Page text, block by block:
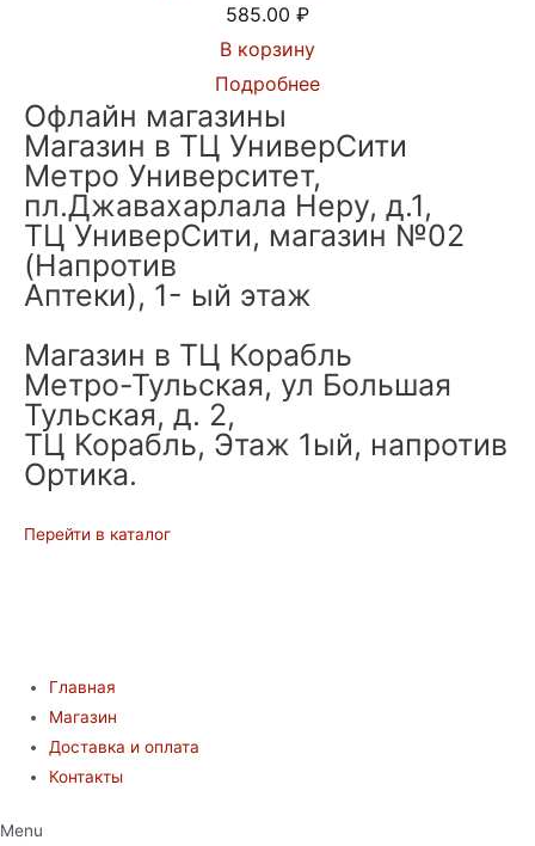
585.00 ₽
В корзину
Подробнее
Офлайн магазины
Магазин в ТЦ УниверСити
Метро Университет,
пл.Джавахарлала Неру, д.1,
ТЦ УниверСити, магазин №02
(Напротив
Аптеки), 1- ый этаж
Магазин в ТЦ Корабль
Метро-Тульская, ул Большая
Тульская, д. 2,
ТЦ Корабль, Этаж 1ый, напротив
Ортика.
Перейти в каталог
Главная
Магазин
Доставка и оплата
Контакты
Menu